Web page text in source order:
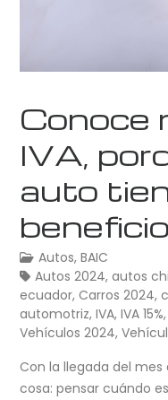
Conoce
IVA,
auto
Autos,BAIC
Autos 2024,autos
ecuador,Carros 2024,
automotriz,IVA,IVA 15%
Vehículos 2024,
Con la llegada del mes
cosa: pensar cuándo